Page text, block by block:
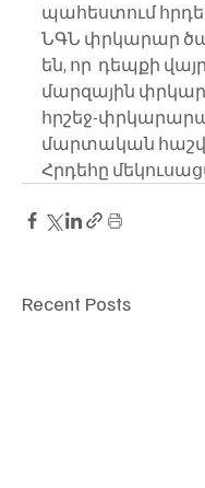
պահեստում հրդեհ
ՆԳՆ փրկարար
են, որ  դեպքի
մարզային
հրշեջ-
մարտական
Հրդեհը
Recent Posts